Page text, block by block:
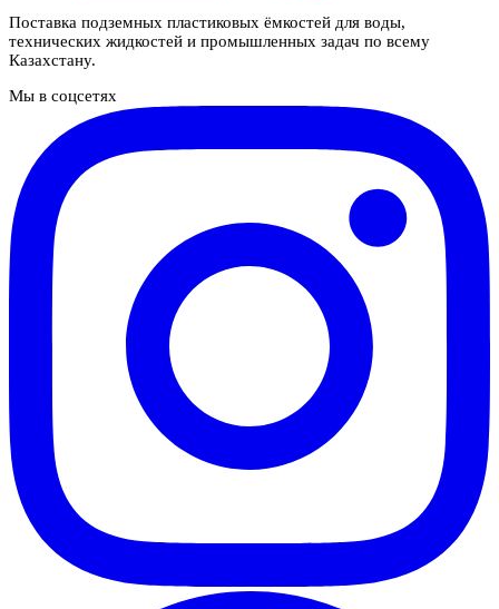
Поставка подземных пластиковых ёмкостей для воды,
технических жидкостей и промышленных задач по всему
Казахстану.
Мы в соцсетях